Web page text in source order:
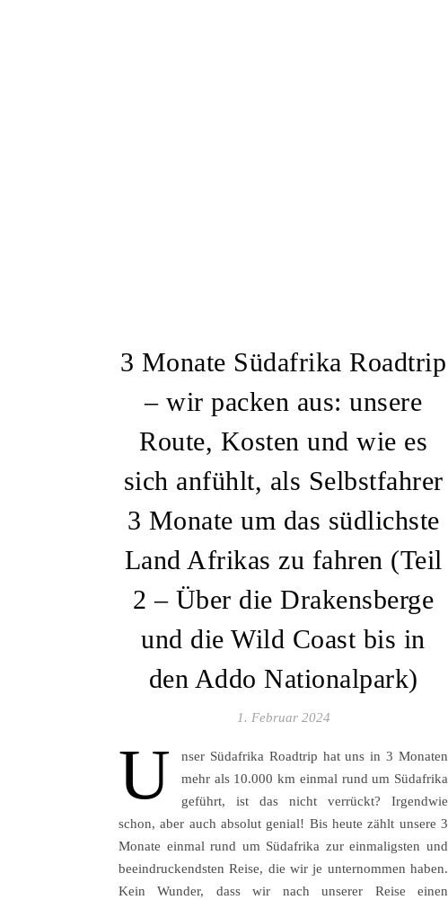
3 Monate Südafrika Roadtrip
– wir packen aus: unsere
Route, Kosten und wie es
sich anfühlt, als Selbstfahrer
3 Monate um das südlichste
Land Afrikas zu fahren (Teil
2 – Über die Drakensberge
und die Wild Coast bis in
den Addo Nationalpark)
1. Februar 2024
U
nser Südafrika Roadtrip hat uns in 3 Monaten
mehr als 10.000 km einmal rund um Südafrika
geführt, ist das nicht verrückt? Irgendwie
schon, aber auch absolut genial! Bis heute zählt unsere 3
Monate einmal rund um Südafrika zur einmaligsten und
beeindruckendsten Reise, die wir je unternommen haben.
Kein Wunder, dass wir nach unserer Reise einen